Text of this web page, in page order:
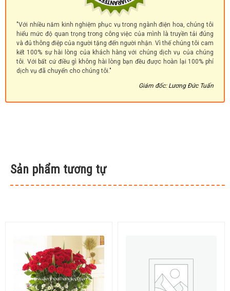
"Với nhiều năm kinh nghiệm phục vụ trong ngành điện hoa, chúng tôi
hiểu mức độ quan trọng trong công việc của mình là truyền tải đúng
và đủ thông điệp của người tặng đến người nhận. Vì thế chúng tôi cam
kết 100% sự hài lòng của khách hàng với chúng dịch vụ của chúng
tôi. Với bất cứ điều gì không hài lòng bạn đều được hoàn lại 100% phí
dịch vụ đã chuyển cho chúng tôi."
Giám đốc: Lương Đức Tuấn
Sản phẩm tương tự